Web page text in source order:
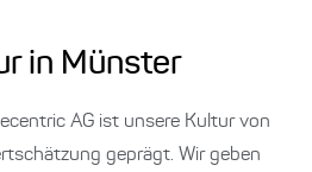
in Münster
AG ist unsere Kultur von
geprägt. Wir geben